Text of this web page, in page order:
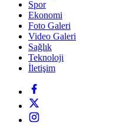
Spor
Ekonomi
Foto Galeri
Video Galeri
Sağlık
Teknoloji
İletişim